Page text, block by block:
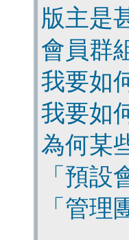
版主是
會員群
我要如
我要如
為何某
「預
「管